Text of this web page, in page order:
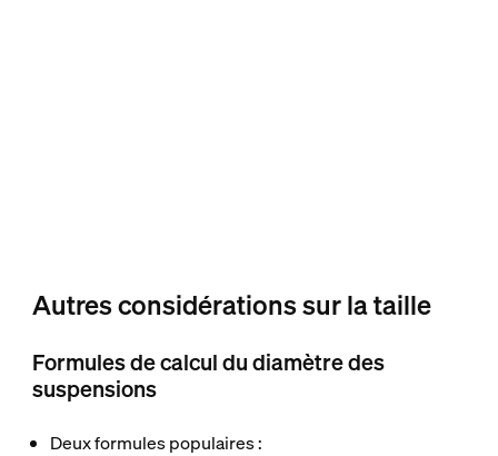
Autres considérations sur la taille
Formules de calcul du diamètre des
suspensions
Deux formules populaires :